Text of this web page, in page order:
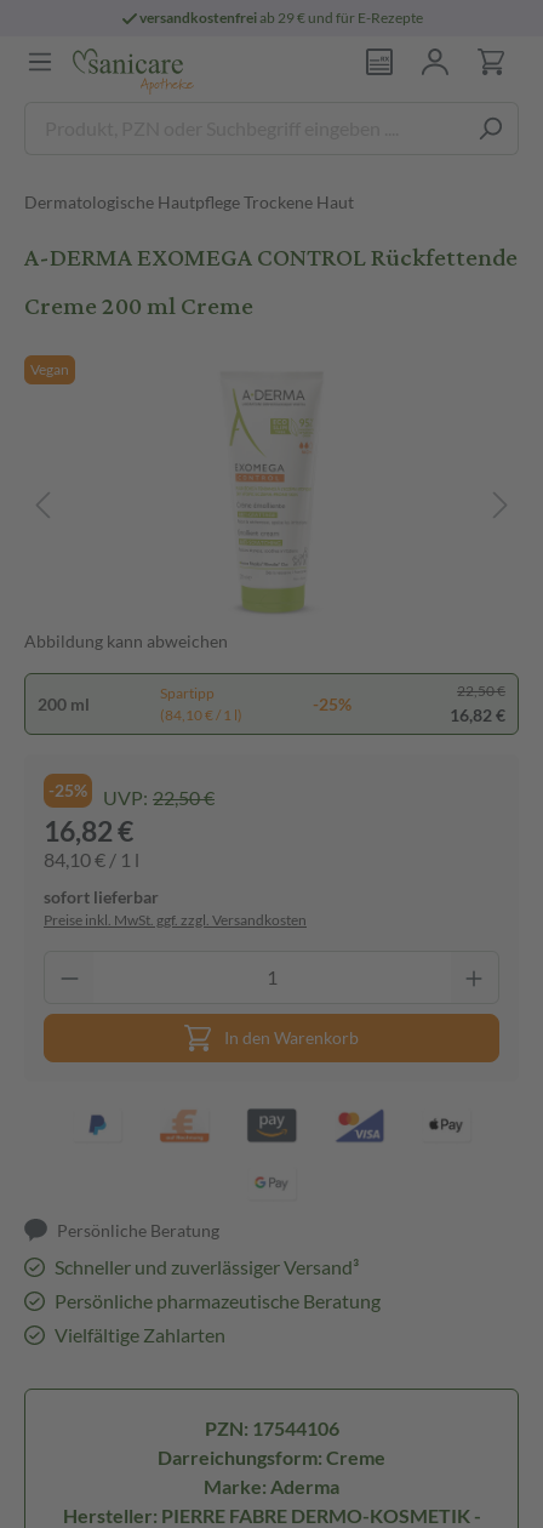
versandkostenfreiab 29 € und für E-Rezepte
Dermatologische Hautpflege Trockene Haut
A-DERMA EXOMEGA CONTROL Rückfettende
Creme 200 ml Creme
Vegan
Abbildung kann abweichen
200 ml
Spartipp
(84,10 € / 1 l)
-25%
22,50 €
16,82 €
-25% UVP: 22,50 €
16,82 €
84,10 € / 1 l
sofort lieferbar
Preise inkl. MwSt. ggf. zzgl. Versandkosten
In den Warenkorb
Persönliche Beratung
Schneller und zuverlässiger Versand³
Persönliche pharmazeutische Beratung
Vielfältige Zahlarten
PZN: 17544106
Darreichungsform: Creme
Marke: Aderma
Hersteller: PIERRE FABRE DERMO-KOSMETIK -